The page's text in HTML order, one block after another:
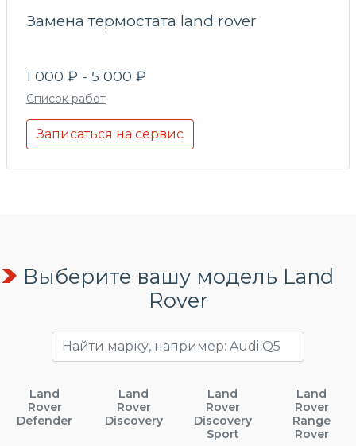
Замена термостата land rover
1 000 ₽ - 5 000 ₽
Список работ
Записаться на сервис
Выберите вашу модель Land
Rover
Land
Rover
Defender
Land
Rover
Discovery
Land
Rover
Discovery
Sport
Land
Rover
Range
Rover